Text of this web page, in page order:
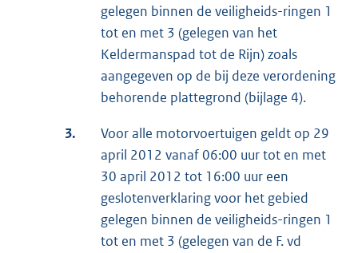
gelegen binnen de veiligheids-ringen 1
tot en met 3 (gelegen van het
Keldermanspad tot de Rijn) zoals
aangegeven op de bij deze verordening
behorende plattegrond (bijlage 4).
3.
Voor alle motorvoertuigen geldt op 29
april 2012 vanaf 06:00 uur tot en met
30 april 2012 tot 16:00 uur een
geslotenverklaring voor het gebied
gelegen binnen de veiligheids-ringen 1
tot en met 3 (gelegen van de F. vd